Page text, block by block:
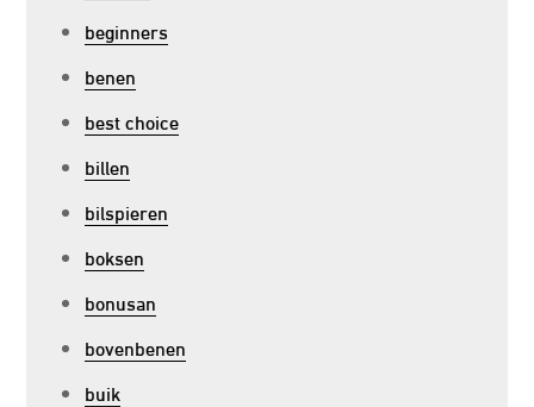
beginners
benen
best choice
billen
bilspieren
boksen
bonusan
bovenbenen
buik